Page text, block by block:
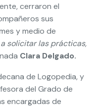
cerraron el
sus
y medio de
solicitar las prácticas,
Clara Delgado.
de Logopedia, y
del Grado de
encargadas de